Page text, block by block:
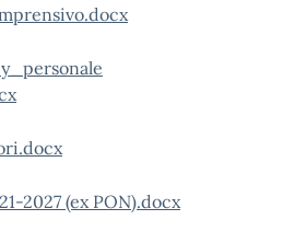
2027 (ex PON).docx